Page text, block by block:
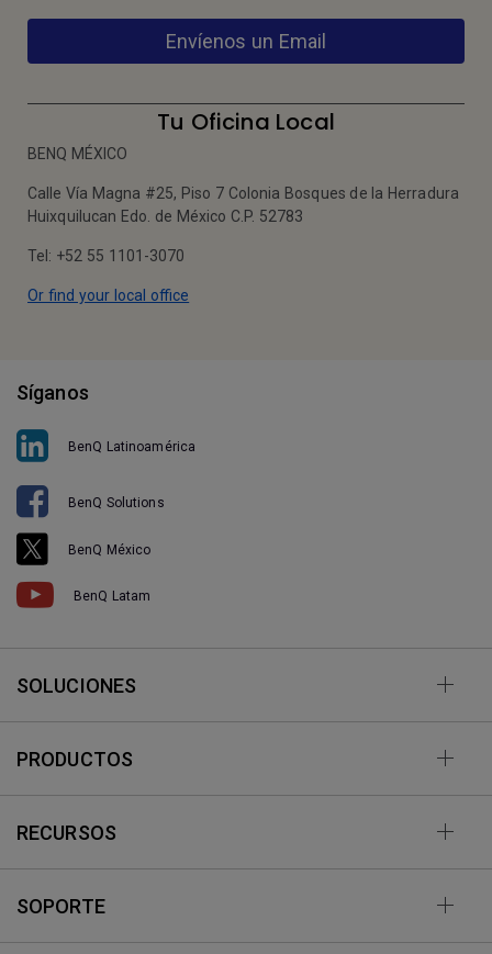
Envíenos un Email
Tu Oficina Local
BENQ MÉXICO
Calle Vía Magna #25, Piso 7 Colonia Bosques de la Herradura
Huixquilucan Edo. de México C.P. 52783
Tel: +52 55 1101-3070
Or find your local office
Síganos
BenQ Latinoamérica
BenQ Solutions
BenQ México
BenQ Latam
SOLUCIONES
PRODUCTOS
RECURSOS
SOPORTE